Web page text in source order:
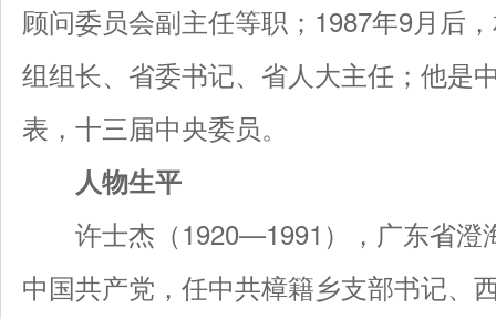
顾问委员会副主任等职；1987年9月后
组组长、省委书记、省人大主任；他是
表，十三届中央委员。
人物生平
许士杰（1920—1991），广东省澄
中国共产党，任中共樟籍乡支部书记、